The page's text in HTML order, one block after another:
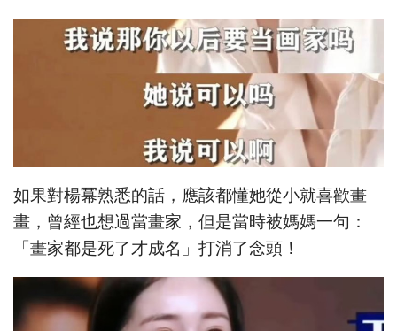
如果對楊冪熟悉的話，應該都懂她從小就喜歡畫
畫，曾經也想過當畫家，但是當時被媽媽一句：
「畫家都是死了才成名」打消了念頭！